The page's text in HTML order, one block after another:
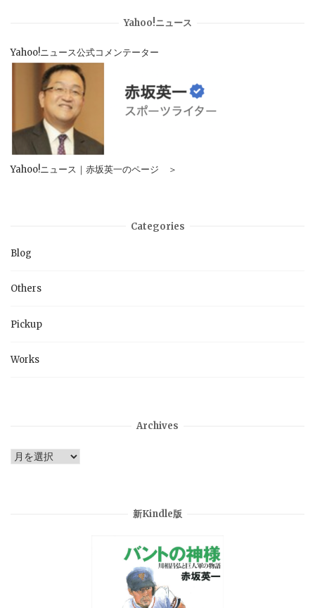
Yahoo!ニュース
Yahoo!ニュース公式コメンテーター
Yahoo!ニュース｜赤坂英一のページ ＞
Categories
Blog
Others
Pickup
Works
Archives
Archives
新Kindle版